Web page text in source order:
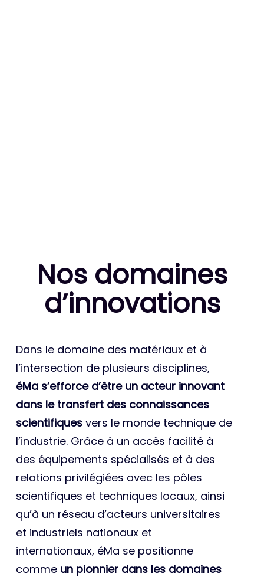
Nos domaines
d’innovations
Dans le domaine des matériaux et à
l’intersection de plusieurs disciplines,
éMa s’efforce d’être un acteur innovant
dans le transfert des connaissances
scientifiques vers le monde technique de
l’industrie. Grâce à un accès facilité à
des équipements spécialisés et à des
relations privilégiées avec les pôles
scientifiques et techniques locaux, ainsi
qu’à un réseau d’acteurs universitaires
et industriels nationaux et
internationaux, éMa se positionne
comme un pionnier dans les domaines